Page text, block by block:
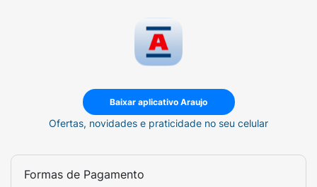
Baixar aplicativo Araujo
Ofertas, novidades e praticidade no seu celular
Formas de Pagamento